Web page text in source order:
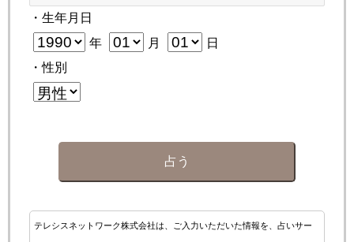
・生年月日
年 月
日
・性別
占う
テレシスネットワーク株式会社は、ご入力いただいた情報を、占いサー